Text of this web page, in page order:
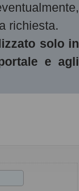
richiesta.
solo in
e agli